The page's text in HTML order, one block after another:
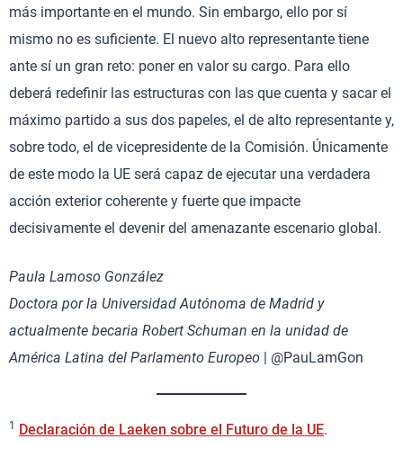
más importante en el mundo. Sin embargo, ello por sí
mismo no es suficiente. El nuevo alto representante tiene
ante sí un gran reto: poner en valor su cargo. Para ello
deberá redefinir las estructuras con las que cuenta y sacar el
máximo partido a sus dos papeles, el de alto representante y,
sobre todo, el de vicepresidente de la Comisión. Únicamente
de este modo la UE será capaz de ejecutar una verdadera
acción exterior coherente y fuerte que impacte
decisivamente el devenir del amenazante escenario global.
Paula Lamoso González
Doctora por la Universidad Autónoma de Madrid y
actualmente becaria Robert Schuman en la unidad de
América Latina del Parlamento Europeo | @PauLamGon
1 Declaración de Laeken sobre el Futuro de la UE.